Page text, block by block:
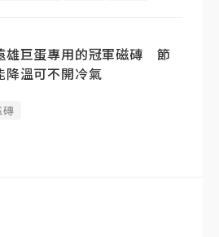
雄巨蛋專用的冠軍磁磚 節
降溫可不開冷氣
磚